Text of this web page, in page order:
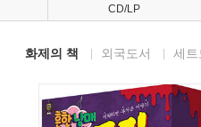
화제의 책 외국도서 세트
CD/LP